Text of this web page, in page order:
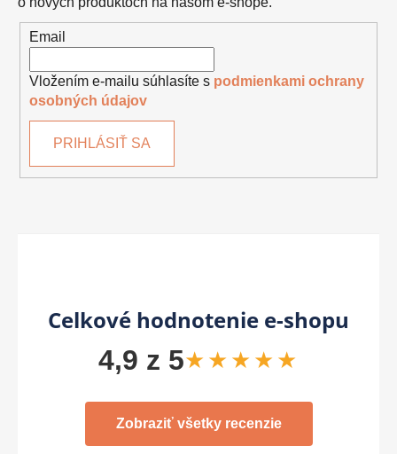
Email
Vložením e-mailu súhlasíte s podmienkami ochrany
osobných údajov
PRIHLÁSIŤ SA
Celkové hodnotenie e-shopu
4,9 z 5★★★★★
Zobraziť všetky recenzie